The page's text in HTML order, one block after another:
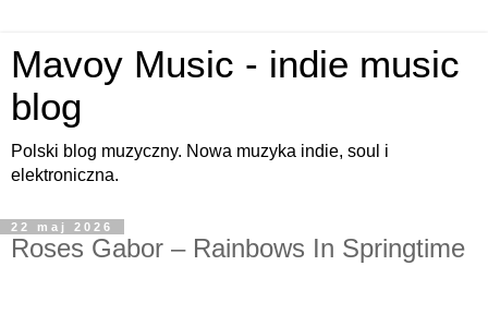
Mavoy Music - indie music
blog
Polski blog muzyczny. Nowa muzyka indie, soul i
elektroniczna.
22 maj 2026
Roses Gabor – Rainbows In Springtime